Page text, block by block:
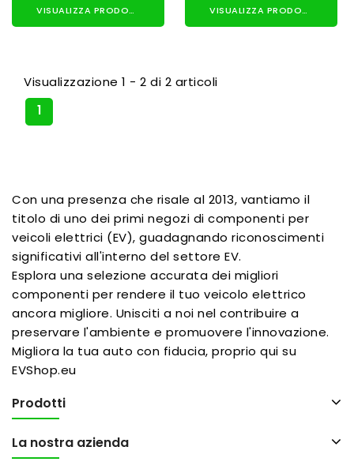
VISUALIZZA PRODOTTO VISUALIZZA PRODOTTO
Visualizzazione 1 - 2 di 2 articoli
1
Con una presenza che risale al 2013, vantiamo il
titolo di uno dei primi negozi di componenti per
veicoli elettrici (EV), guadagnando riconoscimenti
significativi all'interno del settore EV.
Esplora una selezione accurata dei migliori
componenti per rendere il tuo veicolo elettrico
ancora migliore. Unisciti a noi nel contribuire a
preservare l'ambiente e promuovere l'innovazione.
Migliora la tua auto con fiducia, proprio qui su
EVShop.eu
Prodotti
La nostra azienda